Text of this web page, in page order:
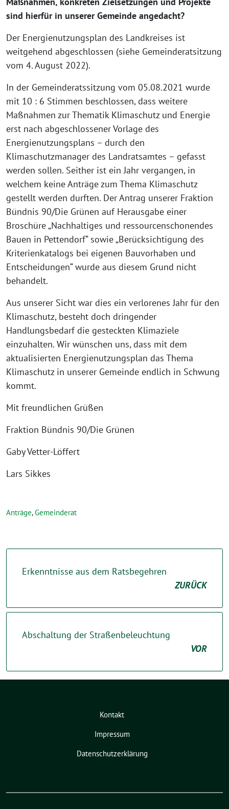
sind hierfür in unserer Gemeinde angedacht?
Der Energienutzungsplan des Landkreises ist
weitgehend abgeschlossen (siehe Gemeinderatsitzung
vom 4. August 2022).
In der Gemeinderatssitzung vom 05.08.2021 wurde
mit 10 : 6 Stimmen beschlossen, dass weitere
Maßnahmen zur Thematik Klimaschutz und Energie
erst nach abgeschlossener Vorlage des
Energienutzungsplans – durch den
Klimaschutzmanager des Landratsamtes – gefasst
werden sollen. Seither ist ein Jahr vergangen, in
welchem keine Anträge zum Thema Klimaschutz
gestellt werden durften. Der Antrag unserer Fraktion
Bündnis 90/Die Grünen auf Herausgabe einer
Broschüre „Nachhaltiges und ressourcenschonendes
Bauen in Pettendorf“ sowie „Berücksichtigung des
Kriterienkatalogs bei eigenen Bauvorhaben und
Entscheidungen“ wurde aus diesem Grund nicht
behandelt.
Aus unserer Sicht war dies ein verlorenes Jahr für den
Klimaschutz, besteht doch dringender
Handlungsbedarf die gesteckten Klimaziele
einzuhalten. Wir wünschen uns, dass mit dem
aktualisierten Energienutzungsplan das Thema
Klimaschutz in unserer Gemeinde endlich in Schwung
kommt.
Mit freundlichen Grüßen
Fraktion Bündnis 90/Die Grünen
Gaby Vetter-Löffert
Lars Sikkes
Anträge,Gemeinderat
Erkenntnisse aus dem Ratsbegehren
ZURÜCK
Abschaltung der Straßenbeleuchtung
VOR
Kontakt
Impressum
Datenschutzerklärung